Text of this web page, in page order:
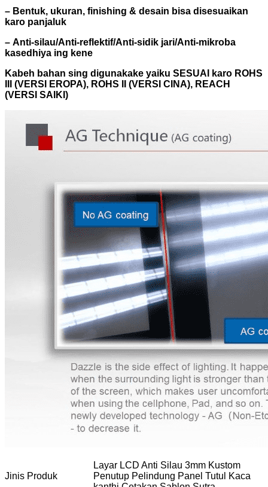
– Bentuk, ukuran, finishing & desain bisa disesuaikan
karo panjaluk
– Anti-silau/Anti-reflektif/Anti-sidik jari/Anti-mikroba
kasedhiya ing kene
Kabeh bahan sing digunakake yaiku SESUAI karo ROHS
III (VERSI EROPA), ROHS II (VERSI CINA), REACH
(VERSI SAIKI)
Jinis Produk
Layar LCD Anti Silau 3mm Kustom
Penutup Pelindung Panel Tutul Kaca